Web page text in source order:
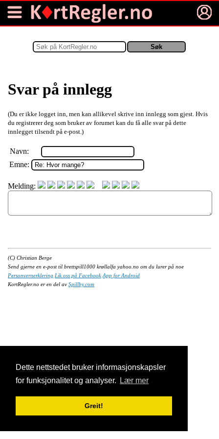
Dette nettstedet bruker informasjonskapsler
for funksjonalitet og analyser.
Lær mer
Greit!
Svar på innlegg
(Du er ikke logget inn, men kan allikevel skrive inn innlegg som gjest. Hvis
du registrerer deg som bruker av forumet kan du få alle svar på dette
innlegget tilsendt på e-post.)
Navn:
Emne:
Melding:
(C) Christian Berge
Send gjerne en e-post til brettspill1000 krøllalfa yahoo.no om du lurer på noe
Personvernerklering Lik oss på Facebook App for Android
KortRegler.no er en del av Spillby.com